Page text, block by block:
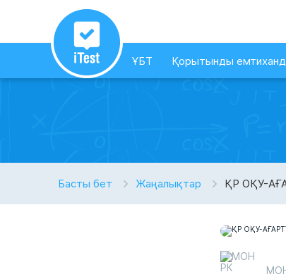
ҰБТ Қорытынды
Басты бет Жаңалықтар ҚР ОҚУ-